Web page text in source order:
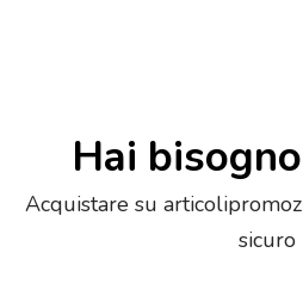
Hai
Acquistare su
sicuro